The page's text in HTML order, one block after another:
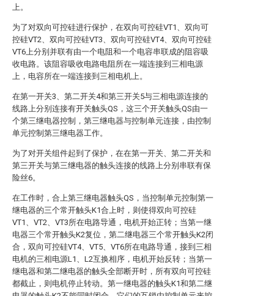
上。
为了对双向可控硅进行保护，在双向可控硅VT1、双向可
控硅VT2、双向可控硅VT3、双向可控硅VT4、双向可控硅
VT6上分别并联有由一个电阻和一个电容串联成的阻容吸
收电路。该阻容吸收电路电阻所在一端连接到三相电源
上，电容所在一端连接到三相电机上。
在第一开关3、第二开关4和第三开关5与三相电源连接的
线路上分别连接有开关触头QS，这三个开关触头QS由一
个第三继电器控制，第三继电器与控制单元连接，由控制
单元控制第三继电器工作。
为了对开关组件起到了保护，在在第一开关、第二开关和
第三开关与第三继电器的触头连接的线路上分别串联有保
险丝6。
在工作时，合上第三继电器触头QS，当控制单元控制第一
继电器的三个常开触头K1合上时，则使得双向可控硅
VT1、VT2、VT3所在电路导通，电机开始正转；当第一继
电器三个常开触头K2复位，第二继电器三个常开触头K2闭
合，双向可控硅VT4、VT5、VT6所在电路导通，接到三相
电机的三相电源L1、L2互换相序，电机开始反转；当第一
继电器和第二继电器的触头全部断开时，所有双向可控硅
都截止，则电机停止转动。第一继电器的触头K1和第二继